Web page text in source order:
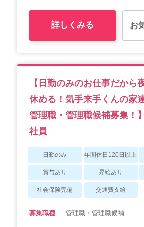
詳しくみる お
【日勤のみのお仕事だから
休める！気手来手くんの家
管理職・管理職候補募集！
社員
日勤のみ 年間休日120日以上
賞与あり 昇給あり
社会保険完備 交通費支給
募集職種 管理職・管理職候補